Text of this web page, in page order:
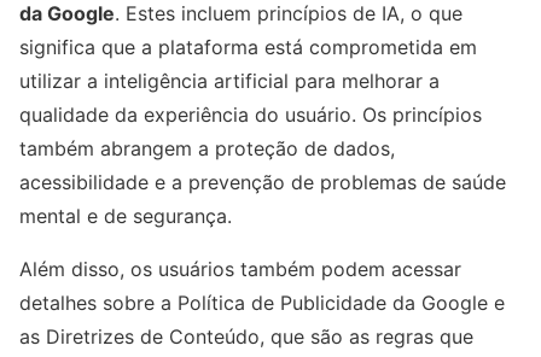
da Google. Estes incluem princípios de IA, o que
significa que a plataforma está comprometida em
utilizar a inteligência artificial para melhorar a
qualidade da experiência do usuário. Os princípios
também abrangem a proteção de dados,
acessibilidade e a prevenção de problemas de saúde
mental e de segurança.
Além disso, os usuários também podem acessar
detalhes sobre a Política de Publicidade da Google e
as Diretrizes de Conteúdo, que são as regras que